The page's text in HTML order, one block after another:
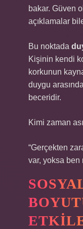
bakar. Güven
açıklamalar
Bu noktada
Kişinin kendi
korkunun
duygu
beceridir.
Kimi zaman
“Gerçekten
var, yoksa ben